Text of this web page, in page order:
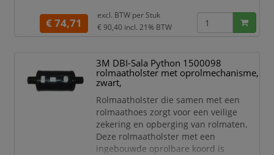
Een riemtashouder is onmisbaar bij
alle werkzaamheden op hoogte waarbij
Specificaties:
Riemtashouder met oprolkoord
voor het snel opbergen van
rolmaten en ander klein
gereedschap
Dankzij de a
€ 74,71
excl. BTW per Stuk
€ 90,40 incl. 21% BTW
3M DBI-Sala Python 1500098
rolmaatholster met oprolmechanisme,
zwart,
Rolmaatholster die samen met een
rolmaathoes zorgt voor een veilige
zekering en opberging van rolmaten.
Deze rolmaatholster met een
ingebouwde oprolbare koord is